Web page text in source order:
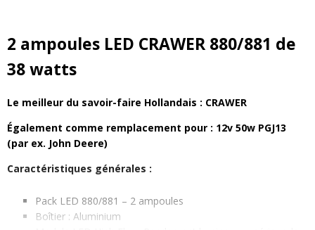
2 ampoules LED CRAWER 880/881 de
38 watts
Le meilleur du savoir-faire Hollandais : CRAWER
Également comme remplacement pour : 12v 50w PGJ13
(par ex. John Deere)
Caractéristiques générales :
Pack LED 880/881 – 2 ampoules
Boîtier : Aluminium